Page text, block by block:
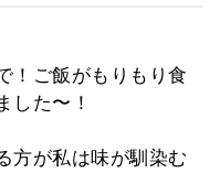
！ご飯がもりもり食
した〜！
方が私は味が馴染む